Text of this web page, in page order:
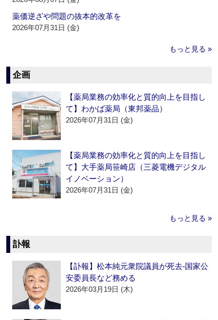
薬価逆ざや問題の抜本的改革を
2026年07月31日 (金)
もっと見る »
企画
【薬局業務の効率化と質的向上を目指し
て】わかば薬局（東邦薬品）
2026年07月31日 (金)
【薬局業務の効率化と質的向上を目指し
て】大手薬局笹崎店（三菱電機デジタル
イノベーション）
2026年07月31日 (金)
もっと見る »
訃報
【訃報】松本純元衆院議員が死去‐国家公
安委員長など務める
2026年03月19日 (木)